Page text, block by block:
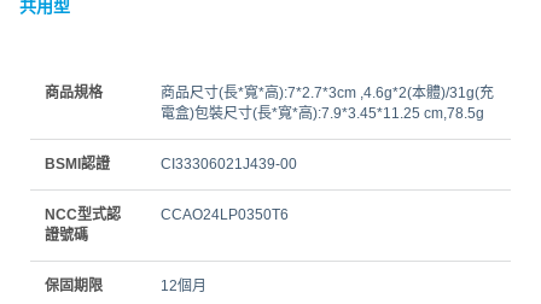
共用型
商品規格
商品尺寸(長*寬*高):7*2.7*3cm ,4.6g*2(本體)/31g(充
電盒)包裝尺寸(長*寬*高):7.9*3.45*11.25 cm,78.5g
BSMI認證 CI33306021J439-00
NCC型式認
證號碼
CCAO24LP0350T6
保固期限 12個月